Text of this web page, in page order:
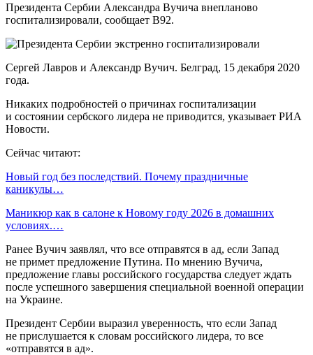
Президента Сербии Александра Вучича внепланово
госпитализировали, сообщает B92.
Сергей Лавров и Александр Вучич. Белград, 15 декабря 2020
года.
Никаких подробностей о причинах госпитализации
и состоянии сербского лидера не приводится, указывает РИА
Новости.
Сейчас читают:
Новый год без последствий. Почему праздничные
каникулы…
Маникюр как в салоне к Новому году 2026 в домашних
условиях.…
Ранее Вучич заявлял, что все отправятся в ад, если Запад
не примет предложение Путина. По мнению Вучича,
предложение главы российского государства следует ждать
после успешного завершения специальной военной операции
на Украине.
Президент Сербии выразил уверенность, что если Запад
не прислушается к словам российского лидера, то все
«отправятся в ад».